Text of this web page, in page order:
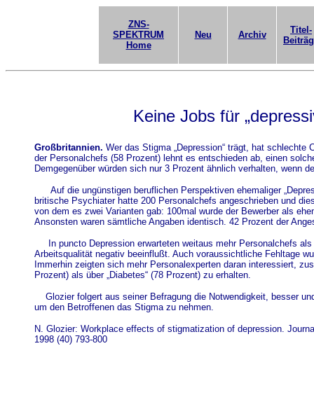
ZNS-
SPEKTRUM
Home
Neu Archiv
Titel-
Keine Jobs für
Großbritannien. Wer das Stigma „Depression“ trägt, hat
der Personalchefs (58 Prozent) lehnt es entschieden ab, einen
Demgegenüber würden sich nur 3 Prozent ähnlich verhalten, wenn
Auf die ungünstigen beruflichen Perspektiven ehemaliger
britische Psychiater hatte 200 Personalchefs angeschrieben und
von dem es zwei Varianten gab: 100mal wurde der Bewerber als
Ansonsten waren sämtliche Angaben identisch. 42 Prozent der
In puncto Depression erwarteten weitaus mehr Personalchefs
Arbeitsqualität negativ beeinflußt. Auch voraussichtliche Fehltage
Immerhin zeigten sich mehr Personalexperten daran interessiert,
Prozent) als über „Diabetes“ (78 Prozent) zu erhalten.
Glozier folgert aus seiner Befragung die Notwendigkeit, besser
um den Betroffenen das Stigma zu nehmen.
N. Glozier: Workplace effects of stigmatization of depression.
1998 (40) 793-800